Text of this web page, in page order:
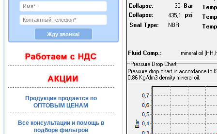
Продукция продается по
ОПТОВЫМ ЦЕНАМ
Все консультации и помощь в
подборе фильтров